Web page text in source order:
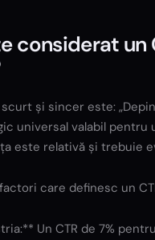
considerat un
și sincer este:
universal valabil pentru
este relativă și trebuie
care definesc un
Un CTR de 7%